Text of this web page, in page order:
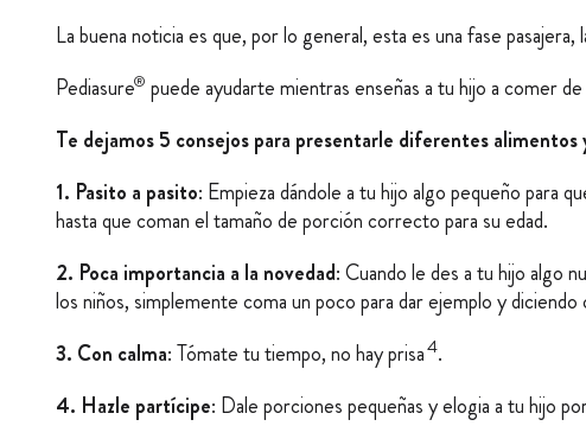
La buena noticia es que, por lo general, esta es una fase
Pediasure® puede ayudarte mientras enseñas a tu hijo a comer
Te dejamos 5 consejos para presentarle diferentes alimentos
1. Pasito a pasito: Empieza dándole a tu hijo algo pequeño para
hasta que coman el tamaño de porción correcto para su edad.
2. Poca importancia a la novedad: Cuando le des a tu hijo algo
los niños, simplemente coma un poco para dar ejemplo y
3. Con calma: Tómate tu tiempo, no hay prisa4.
4. Hazle partícipe: Dale porciones pequeñas y elogia a tu hijo